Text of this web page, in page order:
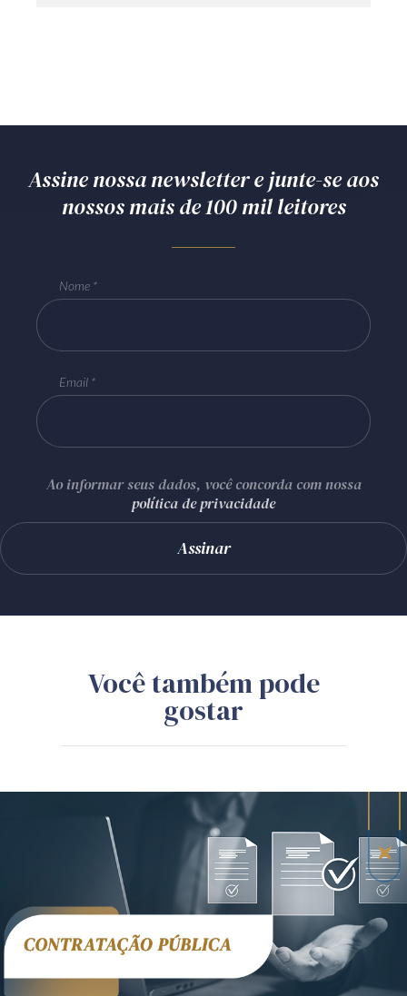
Assine nossa newsletter e junte-se aos
nossos mais de 100 mil leitores
Nome
Email
Ao informar seus dados, você concorda com nossa
política de privacidade
Você também pode
gostar